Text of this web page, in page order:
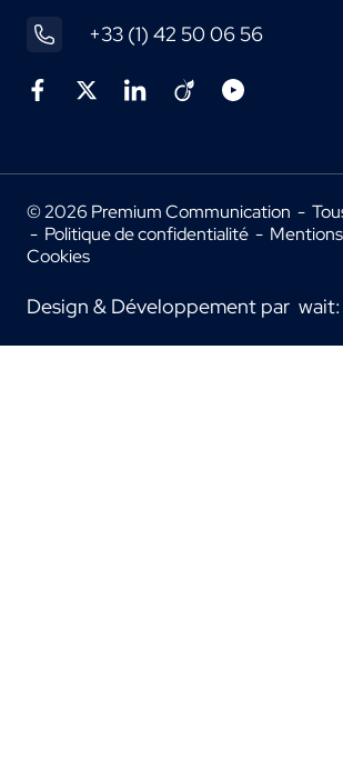
+33 (1) 42 50 06 56
© 2026 Premium Communication -
- Politique de confidentialité -
Cookies
Design & Développement par wait: